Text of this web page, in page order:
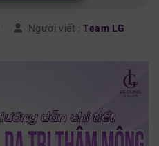
Người viết : Team LG